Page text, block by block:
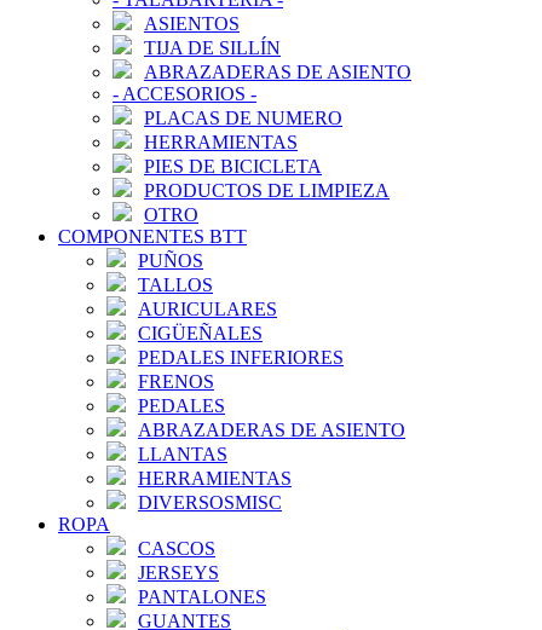
ASIENTOS
TIJA DE SILLÍN
ABRAZADERAS DE ASIENTO
- ACCESORIOS -
PLACAS DE NUMERO
HERRAMIENTAS
PIES DE BICICLETA
PRODUCTOS DE LIMPIEZA
OTRO
COMPONENTES BTT
PUÑOS
TALLOS
AURICULARES
CIGÜEÑALES
PEDALES INFERIORES
FRENOS
PEDALES
ABRAZADERAS DE ASIENTO
LLANTAS
HERRAMIENTAS
DIVERSOSMISC
ROPA
CASCOS
JERSEYS
PANTALONES
GUANTES